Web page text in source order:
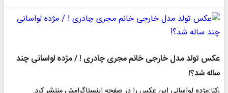
عکس تولد مدل خارجی خانم مجری چادری ! / مژده لواسانی چند
ساله شد؟!